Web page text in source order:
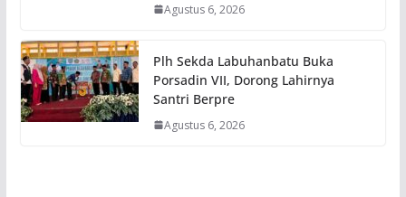
Agustus 6, 2026
Plh Sekda Labuhanbatu Buka
Porsadin VII, Dorong Lahirnya
Santri Berpre
Agustus 6, 2026